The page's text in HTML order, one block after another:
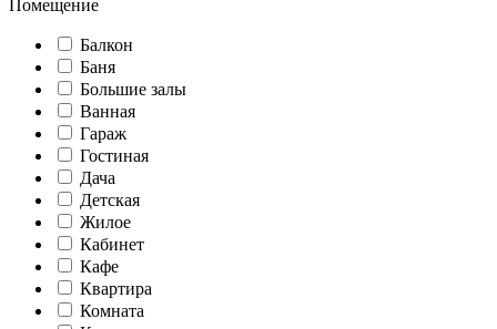
Помещение
Балкон
Баня
Большие залы
Ванная
Гараж
Гостиная
Дача
Детская
Жилое
Кабинет
Кафе
Квартира
Комната